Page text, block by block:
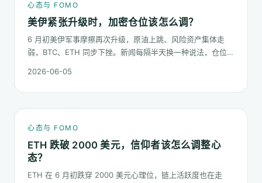
心态与 FOMO
美伊紧张升级时，加密仓位该怎么调？
6 月初美伊军事摩擦再次升级，原油上跳、风险资产集体走
弱，BTC、ETH 同步下挫。新闻每隔半天换一种说法，仓位却
2026-06-05
心态与 FOMO
ETH 跌破 2000 美元，信仰者该怎么调整心
态？
ETH 在 6 月初跌穿 2000 美元心理位，链上活跃度也在走